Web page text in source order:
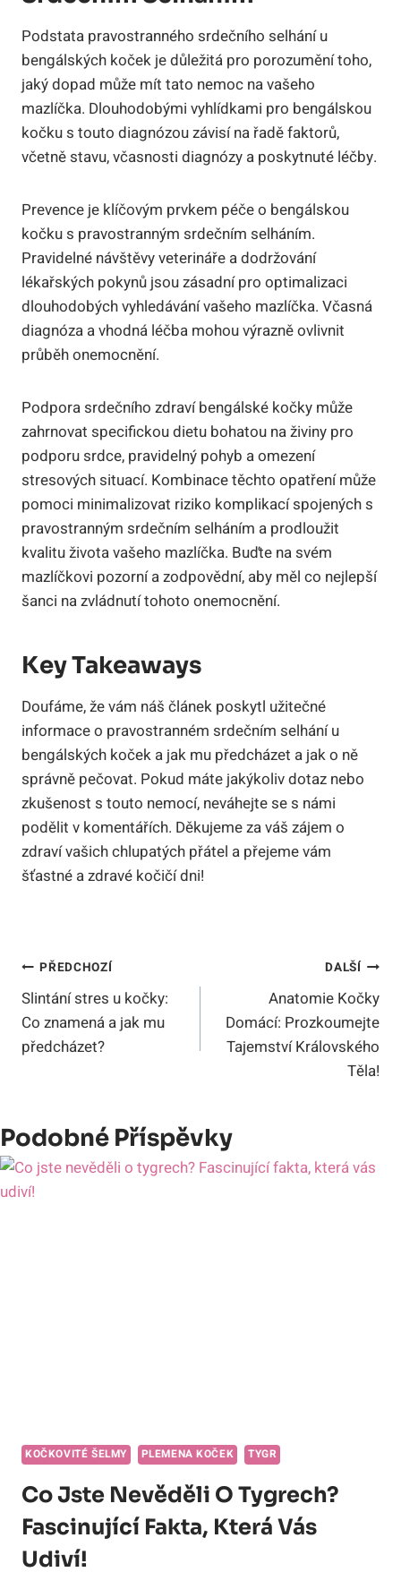
Podstata pravostranného srdečního selhání u
bengálských koček je důležitá pro porozumění toho,
jaký dopad může mít tato nemoc na vašeho
mazlíčka. Dlouhodobými vyhlídkami pro bengálskou
kočku s touto diagnózou závisí na řadě faktorů,
včetně stavu, včasnosti diagnózy a poskytnuté léčby.
Prevence je klíčovým prvkem péče o bengálskou
kočku s pravostranným srdečním selháním.
Pravidelné návštěvy veterináře a dodržování
lékařských pokynů jsou zásadní pro optimalizaci
dlouhodobých vyhledávání vašeho mazlíčka. Včasná
diagnóza a vhodná léčba mohou výrazně ovlivnit
průběh onemocnění.
Podpora srdečního zdraví bengálské kočky může
zahrnovat specifickou dietu bohatou na živiny pro
podporu srdce, pravidelný pohyb a omezení
stresových situací. Kombinace těchto opatření může
pomoci minimalizovat riziko komplikací spojených s
pravostranným srdečním selháním a prodloužit
kvalitu života vašeho mazlíčka. Buďte na svém
mazlíčkovi pozorní a zodpovědní, aby měl co nejlepší
šanci na zvládnutí tohoto onemocnění.
Key Takeaways
Doufáme, že vám náš článek poskytl užitečné
informace o pravostranném srdečním selhání u
bengálských koček a jak mu předcházet a jak o ně
správně pečovat. Pokud máte jakýkoliv dotaz nebo
zkušenost s touto nemocí, neváhejte se s námi
podělit v komentářích. Děkujeme za váš zájem o
zdraví vašich chlupatých přátel a přejeme vám
šťastné a zdravé kočičí dni!
Navigace
Pro
Příspěvek
PŘEDCHOZÍ
Slintání stres u kočky:
Co znamená a jak mu
předcházet?
DALŠÍ
Anatomie Kočky
Domácí: Prozkoumejte
Tajemství Královského
Těla!
Podobné Příspěvky
KOČKOVITÉ ŠELMY PLEMENA KOČEK TYGR
Co Jste Nevěděli O Tygrech?
Fascinující Fakta, Která Vás
Udiví!